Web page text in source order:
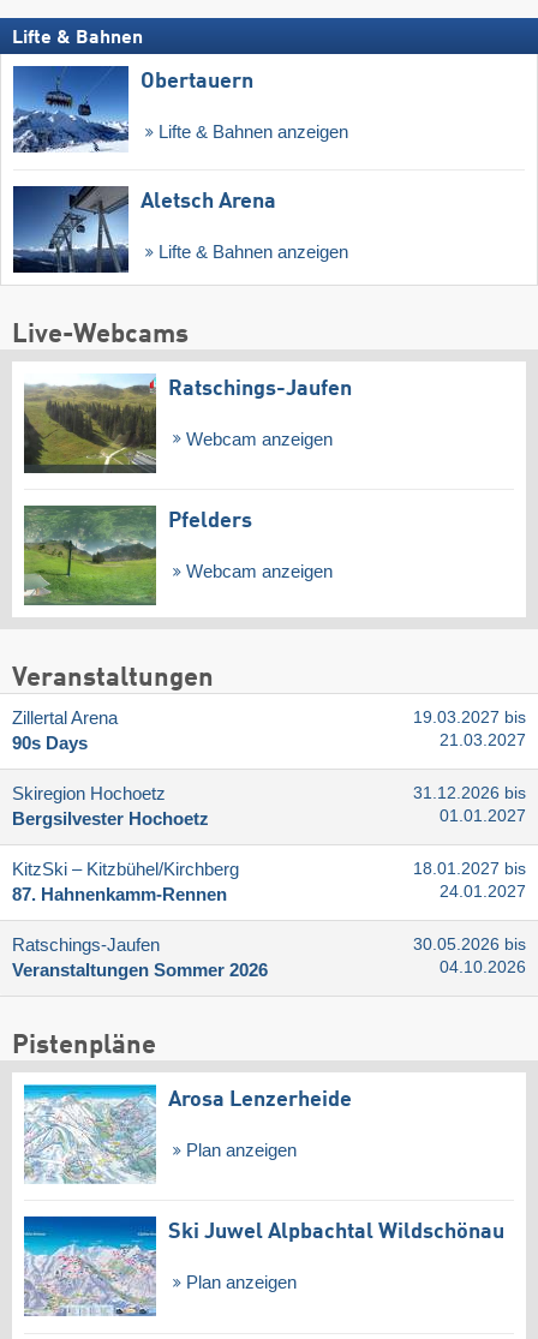
Lifte & Bahnen
Obertauern
Lifte & Bahnen anzeigen
Aletsch Arena
Lifte & Bahnen anzeigen
Live-Webcams
Ratschings-Jaufen
Webcam anzeigen
Pfelders
Webcam anzeigen
Veranstaltungen
Zillertal Arena
90s Days
19.03.2027 bis
21.03.2027
Skiregion Hochoetz
Bergsilvester Hochoetz
31.12.2026 bis
01.01.2027
KitzSki – Kitzbühel/​Kirchberg
87. Hahnenkamm-Rennen
18.01.2027 bis
24.01.2027
Ratschings-Jaufen
Veranstaltungen Sommer 2026
30.05.2026 bis
04.10.2026
Pistenpläne
Arosa Lenzerheide
Plan anzeigen
Ski Juwel Alpbachtal Wildschönau
Plan anzeigen